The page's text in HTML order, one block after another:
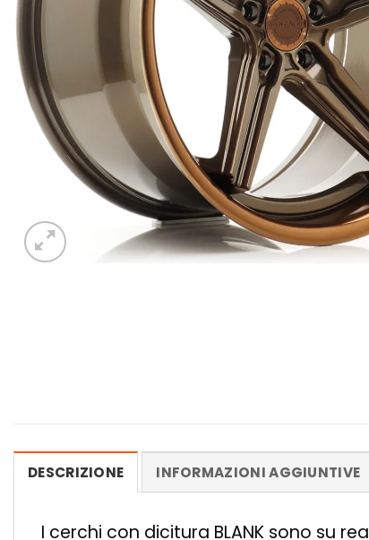
DESCRIZIONE INFORMAZIONI AGGIUNTIVE
I cerchi con dicitura BLANK sono su